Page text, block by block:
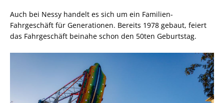
Auch bei Nessy handelt es sich um ein Familien-
Fahrgeschäft für Generationen. Bereits 1978 gebaut, feiert
das Fahrgeschäft beinahe schon den 50ten Geburtstag.